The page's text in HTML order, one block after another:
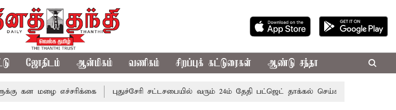
ஜோதிடம் ஆன்மிகம் வணிகம் சிறப்புக் கட்டுரைகள் ஆண்டு சந்தா
கன மழை எச்சரிக்கை புதுச்சேரி சட்டசபையில் வரும் 24ம் தேதி பட்ஜெட் தாக்கல் செய்கிறார் முதல்-